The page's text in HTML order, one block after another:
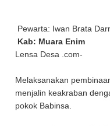
Pewarta: Iwan Brata
Kab: Muara Enim
Lensa Desa .com-
Melaksanakan
menjalin keakraban
pokok Babinsa.